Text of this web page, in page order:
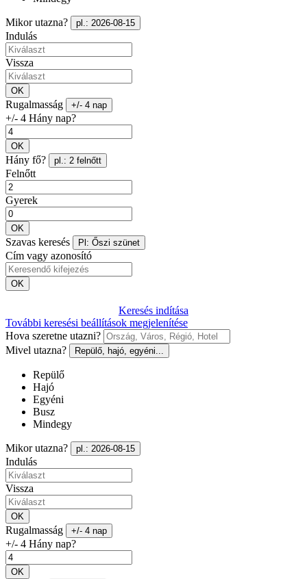
Mikor utazna? pl.: 2026-08-15
Indulás
Vissza
OK
Rugalmasság +/- 4 nap
+/- 4 Hány nap?
OK
Hány fő? pl.: 2 felnőtt
Felnőtt
Gyerek
OK
Szavas keresés Pl: Őszi szünet
Cím vagy azonosító
OK
Keresés indítása
További keresési beállítások megjelenítése
Hova szeretne utazni?
Mivel utazna?
Repülő, hajó, egyéni...
Repülő
Hajó
Egyéni
Busz
Mindegy
Mikor utazna? pl.: 2026-08-15
Indulás
Vissza
OK
Rugalmasság +/- 4 nap
+/- 4 Hány nap?
OK